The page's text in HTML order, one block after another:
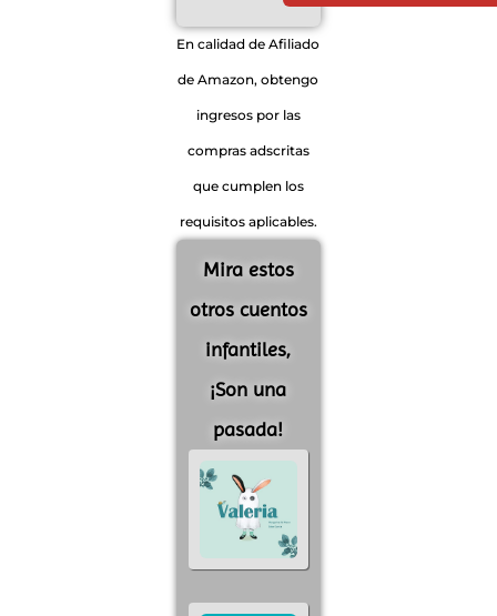
En calidad de Afiliado
de Amazon, obtengo
ingresos por las
compras adscritas
que cumplen los
requisitos aplicables.
Mira estos
otros cuentos
infantiles,
¡Son una
pasada!